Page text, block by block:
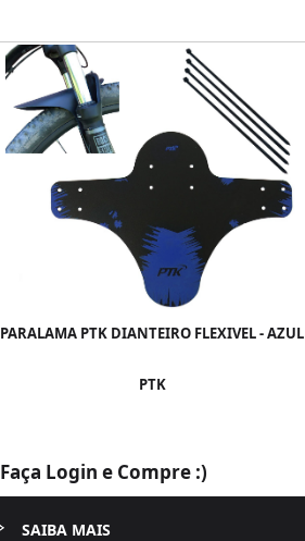
PARALAMA PTK DIANTEIRO FLEXIVEL - AZUL
PTK
Faça Login e Compre :)
SAIBA MAIS